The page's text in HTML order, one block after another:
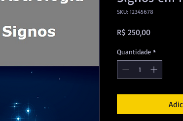
SKU: 12345678
R$ 250,00Preço
Quantidade *